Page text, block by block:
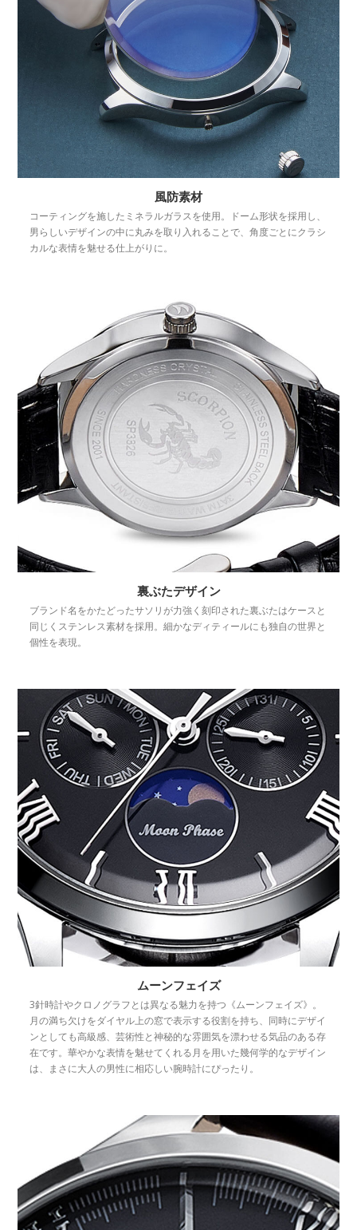
風防素材
コーティングを施したミネラルガラスを使用。ドーム形状を採用し、
男らしいデザインの中に丸みを取り入れることで、角度ごとにクラシ
カルな表情を魅せる仕上がりに。
裏ぶたデザイン
ブランド名をかたどったサソリが力強く刻印された裏ぶたはケースと
同じくステンレス素材を採用。細かなディティールにも独自の世界と
個性を表現。
ムーンフェイズ
3針時計やクロノグラフとは異なる魅力を持つ《ムーンフェイズ》。
月の満ち欠けをダイヤル上の窓で表示する役割を持ち、同時にデザイ
ンとしても高級感、芸術性と神秘的な雰囲気を漂わせる気品のある存
在です。華やかな表情を魅せてくれる月を用いた幾何学的なデザイン
は、まさに大人の男性に相応しい腕時計にぴったり。